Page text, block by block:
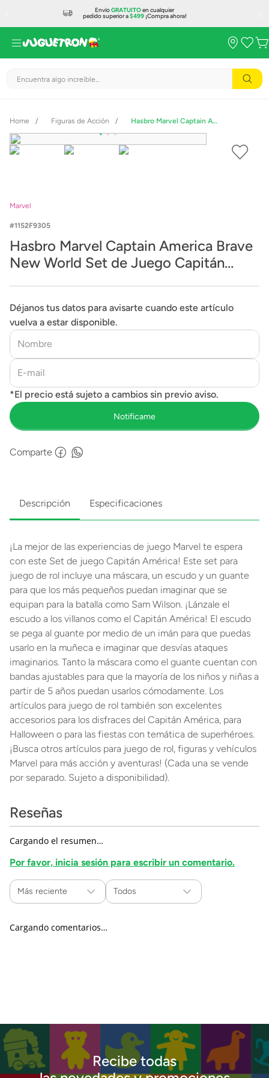
EnvíoGRATUITOen cualquier
pedido superior a$499¡Compra ahora!
Encuentra algo increíble...
Figuras de Acción Hasbro Marvel Captain America Brave New World Set de Juego Capitán América F9305
Marvel
1152F9305
Hasbro Marvel Captain America Brave
New World Set de Juego Capitán
Déjanos tus datos para avisarte cuando este artículo
vuelva a estar disponible.
Comparte
Descripción Especificaciones
¡La mejor de las experiencias de juego Marvel te espera
con este Set de juego Capitán América! Este set para
juego de rol incluye una máscara, un escudo y un guante
para que los más pequeños puedan imaginar que se
equipan para la batalla como Sam Wilson. ¡Lánzale el
escudo a los villanos como el Capitán América! El escudo
se pega al guante por medio de un imán para que puedas
usarlo en la muñeca e imaginar que desvías ataques
imaginarios. Tanto la máscara como el guante cuentan con
bandas ajustables para que la mayoría de los niños y niñas a
partir de 5 años puedan usarlos cómodamente. Los
artículos para juego de rol también son excelentes
accesorios para los disfraces del Capitán América, para
Halloween o para las fiestas con temática de superhéroes.
¡Busca otros artículos para juego de rol, figuras y vehículos
Marvel para más acción y aventuras! (Cada una se vende
por separado. Sujeto a disponibilidad).
Reseñas
Cargando el resumen…
Por favor, inicia sesión para escribir un comentario.
Más reciente Todos
Cargando comentarios…
Recibe todas